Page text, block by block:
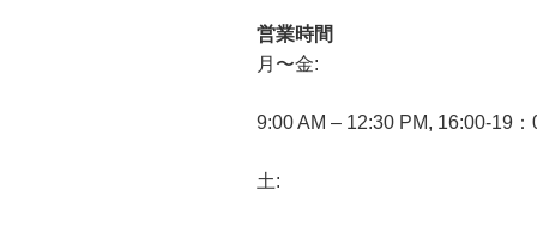
営業時間
月〜金:
9:00 AM – 12:30 PM, 16:00-19：
土: